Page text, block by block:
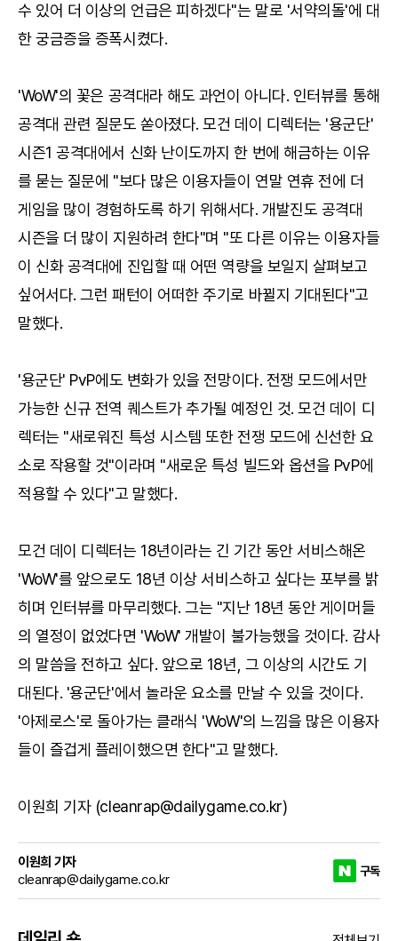
수 있어 더 이상의 언급은 피하겠다"는 말로 '서약의돌'에 대
한 궁금증을 증폭시켰다.
'WoW'의 꽃은 공격대라 해도 과언이 아니다. 인터뷰를 통해
공격대 관련 질문도 쏟아졌다. 모건 데이 디렉터는 '용군단'
시즌1 공격대에서 신화 난이도까지 한 번에 해금하는 이유
를 묻는 질문에 "보다 많은 이용자들이 연말 연휴 전에 더
게임을 많이 경험하도록 하기 위해서다. 개발진도 공격대
시즌을 더 많이 지원하려 한다"며 "또 다른 이유는 이용자들
이 신화 공격대에 진입할 때 어떤 역량을 보일지 살펴보고
싶어서다. 그런 패턴이 어떠한 주기로 바뀔지 기대된다"고
말했다.
'용군단' PvP에도 변화가 있을 전망이다. 전쟁 모드에서만
가능한 신규 전역 퀘스트가 추가될 예정인 것. 모건 데이 디
렉터는 "새로워진 특성 시스템 또한 전쟁 모드에 신선한 요
소로 작용할 것"이라며 "새로운 특성 빌드와 옵션을 PvP에
적용할 수 있다"고 말했다.
모건 데이 디렉터는 18년이라는 긴 기간 동안 서비스해온
'WoW'를 앞으로도 18년 이상 서비스하고 싶다는 포부를 밝
히며 인터뷰를 마무리했다. 그는 "지난 18년 동안 게이머들
의 열정이 없었다면 'WoW' 개발이 불가능했을 것이다. 감사
의 말씀을 전하고 싶다. 앞으로 18년, 그 이상의 시간도 기
대된다. '용군단'에서 놀라운 요소를 만날 수 있을 것이다.
'아제로스'로 돌아가는 클래식 'WoW'의 느낌을 많은 이용자
들이 즐겁게 플레이했으면 한다"고 말했다.
이원희 기자 (cleanrap@dailygame.co.kr)
이원희 기자
cleanrap@dailygame.co.kr
구독